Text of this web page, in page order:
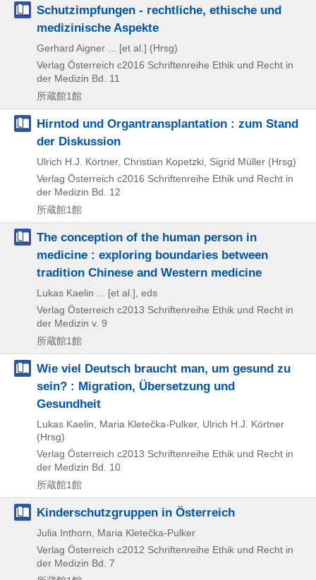
Schutzimpfungen - rechtliche, ethische und
medizinische Aspekte
Gerhard Aigner ... [et al.] (Hrsg)
Verlag Österreich c2016 Schriftenreihe Ethik und Recht in
der Medizin Bd. 11
所蔵館1館
Hirntod und Organtransplantation : zum Stand
der Diskussion
Ulrich H.J. Körtner, Christian Kopetzki, Sigrid Müller (Hrsg)
Verlag Österreich c2016 Schriftenreihe Ethik und Recht in
der Medizin Bd. 12
所蔵館1館
The conception of the human person in
medicine : exploring boundaries between
tradition Chinese and Western medicine
Lukas Kaelin ... [et al.], eds
Verlag Österreich c2013 Schriftenreihe Ethik und Recht in
der Medizin v. 9
所蔵館1館
Wie viel Deutsch braucht man, um gesund zu
sein? : Migration, Übersetzung und
Gesundheit
Lukas Kaelin, Maria Kletečka-Pulker, Ulrich H.J. Körtner
(Hrsg)
Verlag Österreich c2013 Schriftenreihe Ethik und Recht in
der Medizin Bd. 10
所蔵館1館
Kinderschutzgruppen in Österreich
Julia Inthorn, Maria Kletečka-Pulker
Verlag Österreich c2012 Schriftenreihe Ethik und Recht in
der Medizin Bd. 7